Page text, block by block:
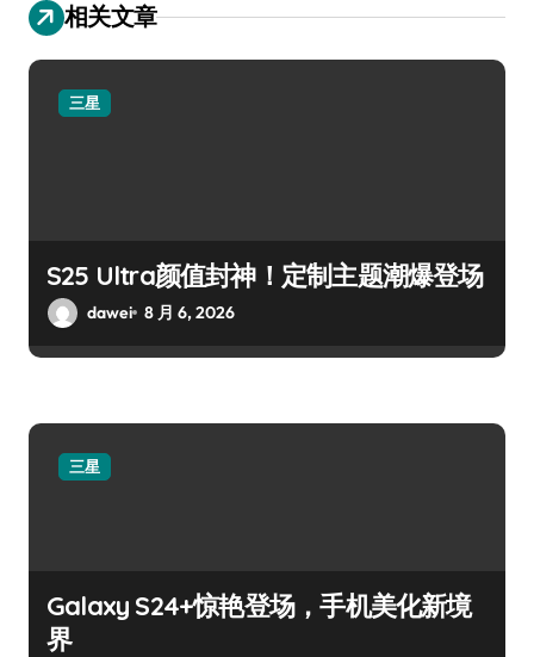
相关文章
三星
S25 Ultra颜值封神！定制主题潮爆登场
dawei 8 月 6, 2026
三星
Galaxy S24+惊艳登场，手机美化新境
界